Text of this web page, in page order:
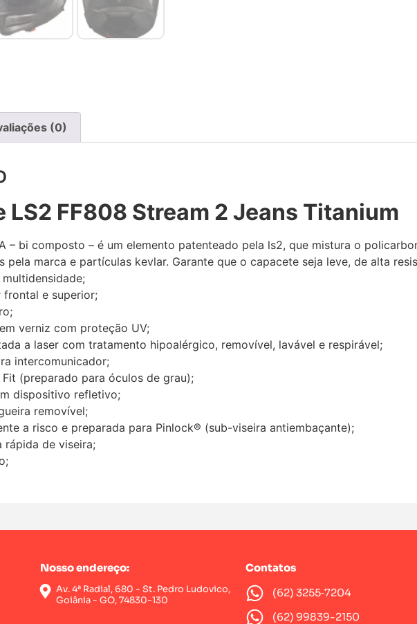
(0)
LS2 FF808 Stream 2 Jeans Titanium
– bi composto – é um elemento patenteado pela ls2, que mistura o
pela marca e partículas kevlar. Garante que o capacete seja leve, de alta
frontal e superior;
verniz com proteção UV;
a laser com tratamento hipoalérgico, removível, lavável e respirável;
intercomunicador;
Fit (preparado para óculos de grau);
dispositivo refletivo;
removível;
a risco e preparada para Pinlock® (sub-viseira antiembaçante);
rápida de viseira;
Nosso endereço:
Av. 4ª Radial, 680 - St. Pedro Ludovico,
Goiânia - GO, 74830-130
Contatos
(62) 3255‑7204‬
(62) 99839-2150